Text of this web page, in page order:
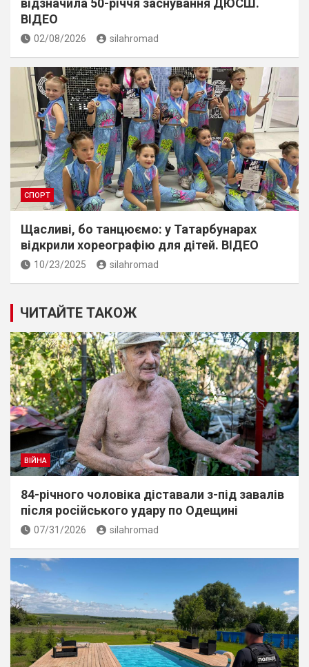
відзначила 50-річчя заснування ДЮСШ.
ВІДЕО
02/08/2026 silahromad
СПОРТ
Щасливі, бо танцюємо: у Татарбунарах
відкрили хореографію для дітей. ВІДЕО
10/23/2025 silahromad
ЧИТАЙТЕ ТАКОЖ
ВІЙНА
84-річного чоловіка діставали з-під завалів
пiсля росiйського удару по Одещині
07/31/2026 silahromad